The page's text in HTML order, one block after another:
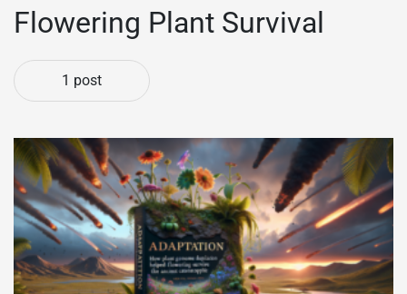
Flowering Plant Survival
1 post